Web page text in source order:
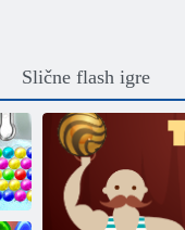
Slične flash igre